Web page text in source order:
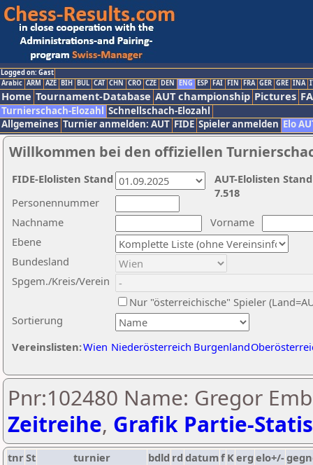
Logged on: Gast
Arabic ARM AZE BIH BUL CAT CHN CRO CZE DEN ENG ESP FAI FIN FRA GER GRE INA
Home Tournament-Database AUT championship Pictures
Turnierschach-Elozahl Schnellschach-Elozahl
Allgemeines Turnier anmelden: AUT FIDE Spieler anmelden Elo
Willkommen bei den offiziellen
Nachname
Vorname
Ebene
Sortierung
Personennummer
Bundesland
Spgem./Kreis/Verein
Nur "österreichische" Spieler
Vereinslisten:Wien Niederösterreich Burgenland
AUT-Elolisten
7.518
FIDE-Elolisten Stand
Pnr:102480 Name: Gregor
Zeitreihe, Grafik Partie-
tnrSt turnier bdld rd datumf Kerg elo+/-